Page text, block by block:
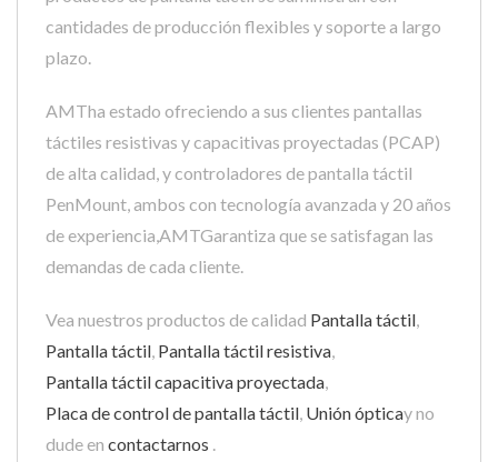
cantidades de producción flexibles y soporte a largo
plazo.
AMTha estado ofreciendo a sus clientes pantallas
táctiles resistivas y capacitivas proyectadas (PCAP)
de alta calidad, y controladores de pantalla táctil
PenMount, ambos con tecnología avanzada y 20 años
de experiencia,AMTGarantiza que se satisfagan las
demandas de cada cliente.
Vea nuestros productos de calidad Pantalla táctil
Pantalla táctil Pantalla táctil resistiva
Pantalla táctil capacitiva proyectada
Placa de control de pantalla táctil Unión ópticay no
dude en contactarnos